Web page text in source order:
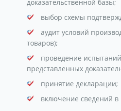
доказательственной базы;
выбор схемы
аудит условий
товаров);
проведение
представленных
принятие декларации;
включение сведений в